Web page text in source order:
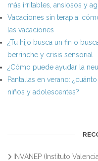
más irritables, ansiosos y
Vacaciones sin terapia:
las vacaciones
¿Tu hijo busca un fin o
berrinche y crisis sensorial
¿Cómo puede ayudar la
Pantallas en verano:
niños y adolescentes?
INVANEP (Instituto